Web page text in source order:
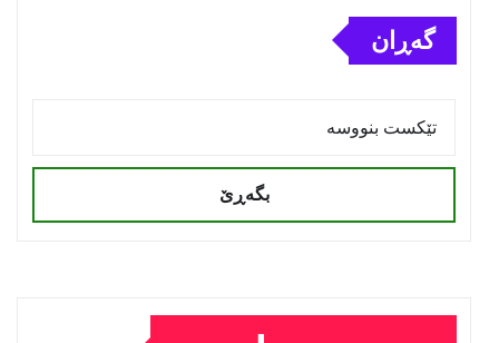
گەڕان
بگەڕێ